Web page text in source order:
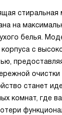
стиральная
на
белья.
с
очистки
станет
комнат, где